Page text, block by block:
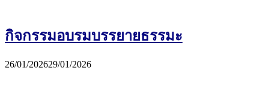
กิจกรรมอบรมบรรยายธรรมะ
26/01/202629/01/2026